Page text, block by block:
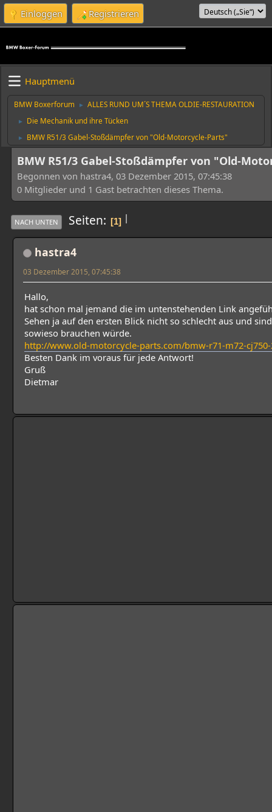
Einloggen Registrieren
Hauptmenü
BMW Boxerforum ► ALLES RUND UM´S THEMA OLDIE-RESTAURATION
► Die Mechanik und ihre Tücken
► BMW R51/3 Gabel-Stoßdämpfer von "Old-Motorcycle-Parts"
BMW R51/3 Gabel-Stoßdämpfer von "Old-
Begonnen von hastra4, 03 Dezember 2015, 07:45:38
0 Mitglieder und 1 Gast betrachten dieses Thema.
|
NACH UNTEN Seiten 1
hastra4
03 Dezember 2015, 07:45:38
Hallo,
hat schon mal jemand die im untenstehenden Link
Sehen ja auf den ersten Blick nicht so schlecht aus und
sowieso brauchen würde.
http://www.old-motorcycle-parts.com/bmw-r71-m72-
Besten Dank im voraus für jede Antwort!
Gruß
Dietmar